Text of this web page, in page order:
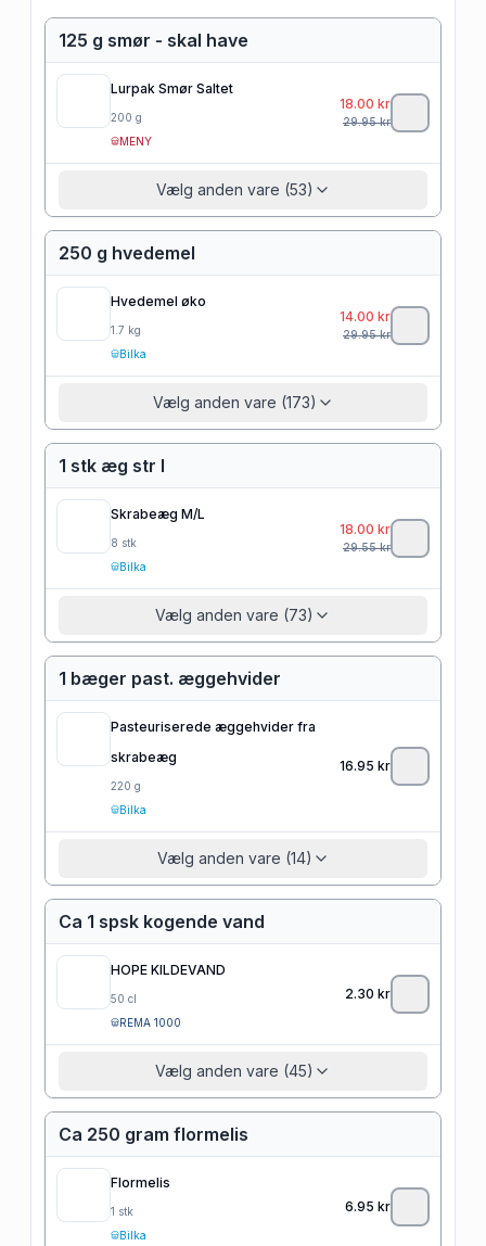
125 g smør - skal have
Lurpak Smør Saltet
200 g
MENY
18.00 kr
29.95kr
Vælg anden vare (53)
250 g hvedemel
Hvedemel øko
1.7 kg
Bilka
14.00 kr
29.95kr
Vælg anden vare (173)
1 stk æg str l
Skrabeæg M/L
8 stk
Bilka
18.00 kr
29.55kr
Vælg anden vare (73)
1 bæger past. æggehvider
Pasteuriserede æggehvider fra
skrabeæg
220 g
Bilka
16.95 kr
Vælg anden vare (14)
Ca 1 spsk kogende vand
HOPE KILDEVAND
50 cl
REMA 1000
2.30 kr
Vælg anden vare (45)
Ca 250 gram flormelis
Flormelis
1 stk
Bilka
6.95 kr